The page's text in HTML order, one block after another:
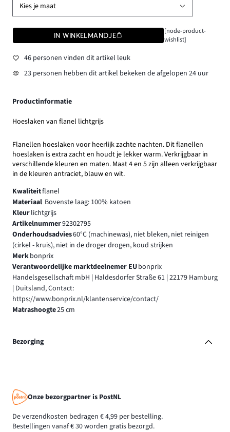
Kies je maat
IN WINKELMANDJE
[node-product-
wishlist]
46 personen vinden dit artikel leuk
23 personen hebben dit artikel bekeken de afgelopen 24 uur
Productinformatie
Hoeslaken van flanel lichtgrijs
Flanellen hoeslaken voor heerlijk zachte nachten. Dit flanellen
hoeslaken is extra zacht en houdt je lekker warm. Verkrijgbaar in
verschillende kleuren en maten. Maat 4 en 5 zijn alleen verkrijgbaar
in de kleuren antraciet, blauw en wit.
Kwaliteitflanel
Materiaal Bovenste laag: 100% katoen
Kleurlichtgrijs
Artikelnummer92302795
Onderhoudsadvies60°C (machinewas), niet bleken, niet reinigen
(cirkel - kruis), niet in de droger drogen, koud strijken
Merkbonprix
Verantwoordelijke marktdeelnemer EUbonprix
Handelsgesellschaft mbH | Haldesdorfer Straße 61 | 22179 Hamburg
| Duitsland, Contact:
https://www.bonprix.nl/klantenservice/contact/
Matrashoogte25 cm
Bezorging
Onze bezorgpartner is PostNL
De verzendkosten bedragen € 4,99 per bestelling.
Bestellingen vanaf € 30 worden gratis bezorgd.